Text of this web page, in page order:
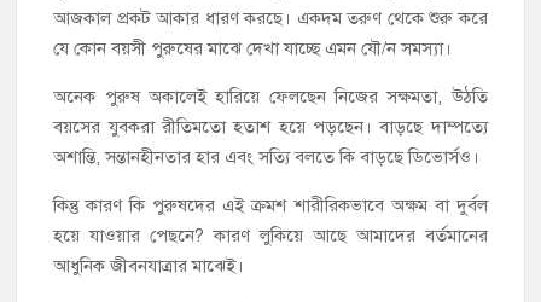
আজকাল প্রকট আকার ধারণ করছে। একদম তরুণ থেকে শুরু করে
যে কোন বয়সী পুরুষের মাঝে দেখা যাচ্ছে এমন যৌ/ন সমস্যা।
অনেক পুরুষ অকালেই হারিয়ে ফেলছেন নিজের সক্ষমতা, উঠতি
বয়সের যুবকরা রীতিমতো হতাশ হয়ে পড়ছেন। বাড়ছে দাম্পত্যে
অশান্তি, সন্তানহীনতার হার এবং সত্যি বলতে কি বাড়ছে ডিভোর্সও।
কিন্তু কারণ কি পুরুষদের এই ক্রমশ শারীরিকভাবে অক্ষম বা দুর্বল
হয়ে যাওয়ার পেছনে? কারণ লুকিয়ে আছে আমাদের বর্তমানের
আধুনিক জীবনযাত্রার মাঝেই।